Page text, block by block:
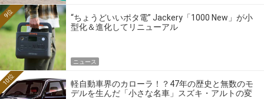
“ちょうどいいポタ電” Jackery「1000 New」が小
型化＆進化してリニューアル
9位
ニュース
軽自動車界のカローラ！？47年の歴史と無数のモ
デルを生んだ「小さな名車」スズキ・アルトの変
10位